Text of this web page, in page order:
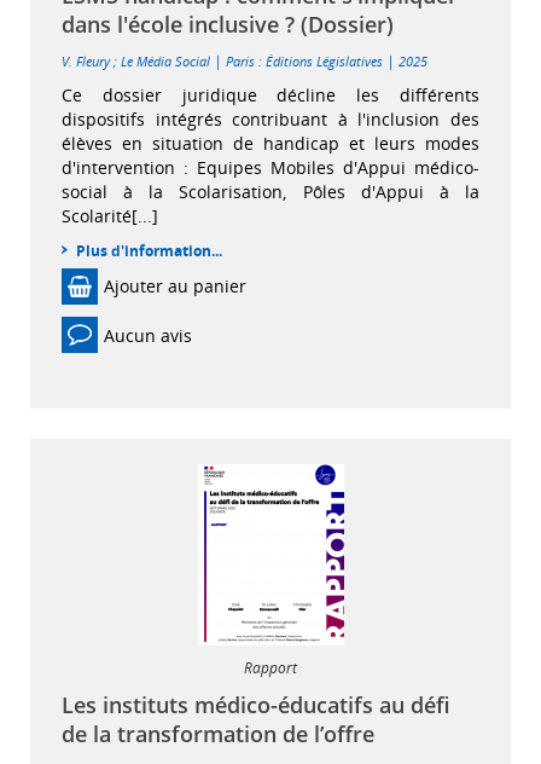
dans l'école inclusive ? (Dossier)
V. Fleury; Le Média Social | Paris : Éditions Législatives | 2025
Ce dossier juridique décline les différents
dispositifs intégrés contribuant à l'inclusion des
élèves en situation de handicap et leurs modes
d'intervention : Equipes Mobiles d'Appui médico-
social à la Scolarisation, Pôles d'Appui à la
Scolarité[...]
Plus d'information...
Ajouter au panier
Aucun avis
Rapport
Les instituts médico-éducatifs au défi
de la transformation de l’offre